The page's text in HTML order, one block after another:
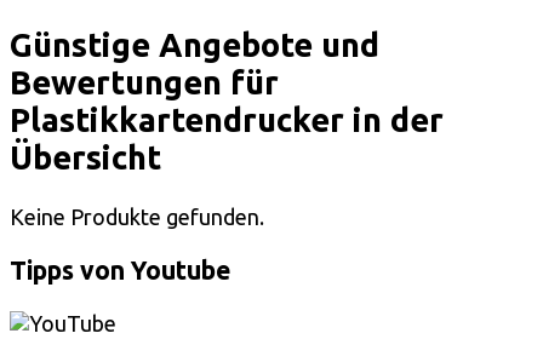
Günstige Angebote und
Bewertungen für
Plastikkartendrucker in der
Übersicht
Keine Produkte gefunden.
Tipps von Youtube